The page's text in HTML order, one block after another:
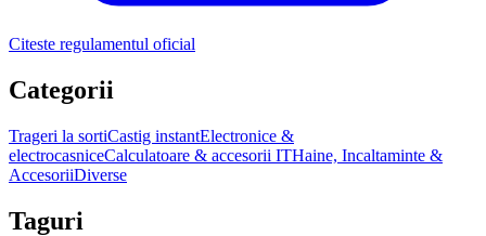
Citeste regulamentul oficial
Categorii
Trageri la sortiCastig instantElectronice &
electrocasniceCalculatoare & accesorii ITHaine, Incaltaminte &
AccesoriiDiverse
Taguri